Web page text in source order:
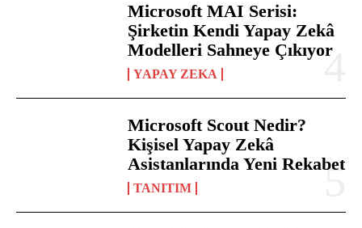
Microsoft MAI Serisi:
Şirketin Kendi Yapay Zekâ
Modelleri Sahneye Çıkıyor
YAPAY ZEKA
Microsoft Scout Nedir?
Kişisel Yapay Zekâ
Asistanlarında Yeni Rekabet
TANITIM